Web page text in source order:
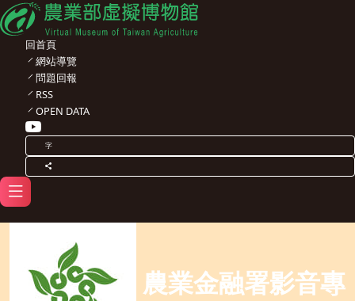
回首頁
網站導覽
問題回報
RSS
OPEN DATA
字
農業金融署影音專